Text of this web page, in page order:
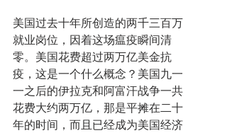
美国过去十年所创造的两千三百万
就业岗位，因着这场瘟疫瞬间清
零。美国花费超过两万亿美金抗
疫，这是一个什么概念？美国九一
一之后的伊拉克和阿富汗战争一共
花费大约两万亿，那是平摊在二十
年的时间，而且已经成为美国经济